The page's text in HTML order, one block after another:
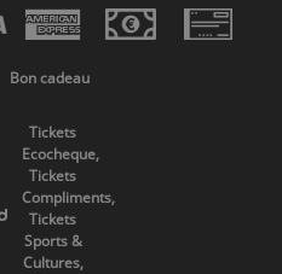
Bon cadeau
Tickets
Ecocheque,
Tickets
Compliments,
Tickets
Sports &
Cultures,